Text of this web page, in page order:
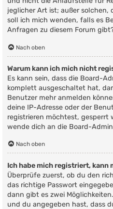
jeglicher Art ist; außer solchen,
soll ich mich wenden, falls es
Anfragen zu diesem Forum
Nach oben
Warum kann ich mich nicht
Es kann sein, dass die Board-
komplett ausgeschaltet hat,
Benutzer mehr anmelden
deine IP-Adresse oder der
registrieren möchtest, gesperrt
wende dich an die Board-
Nach oben
Ich habe mich registriert, kann
Überprüfe zuerst, ob du den
das richtige Passwort
dann gibt es zwei
und du angegeben hast, dass